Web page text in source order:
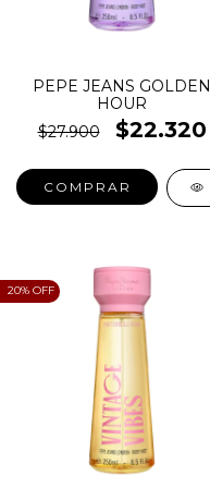
PEPE JEANS GOLDEN
HOUR
$27.900
$22.320
COMPRAR
20% OFF